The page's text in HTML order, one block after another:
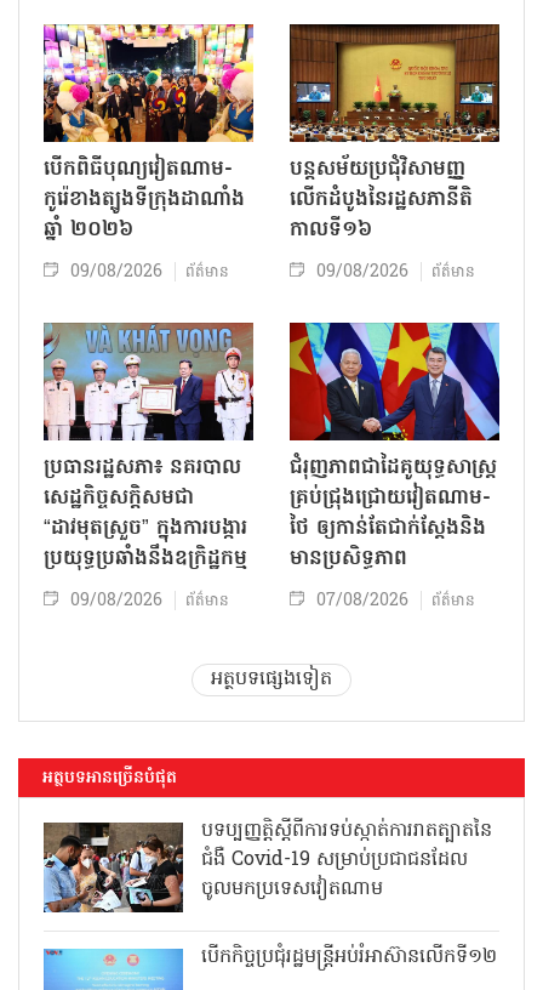
បើកពិធីបុណ្យវៀតណាម-
កូរ៉េខាងត្បូងទីក្រុងដាណាំង
ឆ្នាំ ២០២៦
09/08/2026 ព័ត៌មាន
បន្តសម័យប្រជុំវិសាមញ្ញ
លើកដំបូងនៃរដ្ឋសភានីតិ
កាលទី១៦
09/08/2026 ព័ត៌មាន
ប្រធានរដ្ឋសភា៖ នគរបាល
សេដ្ឋកិច្ចសក្តិសមជា
“ដាវមុតស្រួច” ក្នុងការបង្ការ
ប្រយុទ្ធប្រឆាំងនឹងឧក្រិដ្ឋកម្ម
09/08/2026 ព័ត៌មាន
ជំរុញភាពជាដៃគូយុទ្ធសាស្ត្រ
គ្រប់ជ្រុងជ្រោយវៀតណាម-
ថៃ ឲ្យកាន់តែជាក់ស្ដែងនិង
មានប្រសិទ្ធភាព
07/08/2026 ព័ត៌មាន
អត្ថបទផ្សេងទៀត
អត្ថបទអានច្រើនបំផុត
បទប្បញ្ញត្តិស្តីពីការទប់ស្កាត់ការរាតត្បាតនៃ
ជំងឺ Covid-19 សម្រាប់ប្រជាជនដែល
ចូលមកប្រទេសវៀតណាម
បើកកិច្ចប្រជុំរដ្ឋមន្ត្រីអប់រំអាស៊ានលើកទី១២